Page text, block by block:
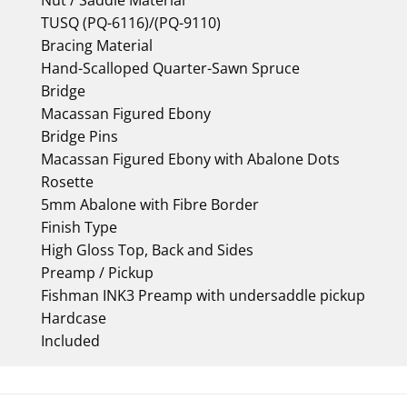
TUSQ (PQ-6116)/(PQ-9110)
Bracing Material
Hand-Scalloped Quarter-Sawn Spruce
Bridge
Macassan Figured Ebony
Bridge Pins
Macassan Figured Ebony with Abalone Dots
Rosette
5mm Abalone with Fibre Border
Finish Type
High Gloss Top, Back and Sides
Preamp / Pickup
Fishman INK3 Preamp with undersaddle pickup
Hardcase
Included